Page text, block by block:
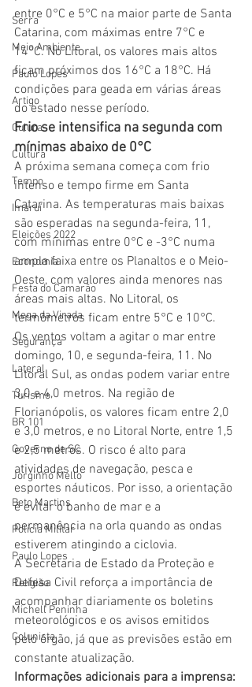
Serra
Meio Ambiente
Paulo Lopes
Artigo
Culura
Cultura
Tempo
Imaruí
Eleições 2022
Economia
Festa do Camarão
Mega da Virada
Segurança
Lateral
Turismo
BR 101
Governo de SC
Jorginho Mello
Beto Martins
Polícia Militar
Paulo Lopes
Religião
Michell Peninha
Colunista
entre 0°C e 5°C na maior parte de Santa
Catarina, com máximas entre 7°C e
14°C. No Litoral, os valores mais altos
ficam próximos dos 16°C a 18°C. Há
condições para geada em várias áreas
do estado nesse período.
Frio se intensifica na segunda com
mínimas abaixo de 0°C
A próxima semana começa com frio
intenso e tempo firme em Santa
Catarina. As temperaturas mais baixas
são esperadas na segunda-feira, 11,
com mínimas entre 0°C e -3°C numa
ampla faixa entre os Planaltos e o Meio-
Oeste, com valores ainda menores nas
áreas mais altas. No Litoral, os
termômetros ficam entre 5°C e 10°C.
Os ventos voltam a agitar o mar entre
domingo, 10, e segunda-feira, 11. No
Litoral Sul, as ondas podem variar entre
3,0 e 4,0 metros. Na região de
Florianópolis, os valores ficam entre 2,0
e 3,0 metros, e no Litoral Norte, entre 1,5
e 2,5 metros. O risco é alto para
atividades de navegação, pesca e
esportes náuticos. Por isso, a orientação
é evitar o banho de mar e a
permanência na orla quando as ondas
estiverem atingindo a ciclovia.
A Secretaria de Estado da Proteção e
Defesa Civil reforça a importância de
acompanhar diariamente os boletins
meteorológicos e os avisos emitidos
pelo órgão, já que as previsões estão em
constante atualização.
Informações adicionais para a imprensa: